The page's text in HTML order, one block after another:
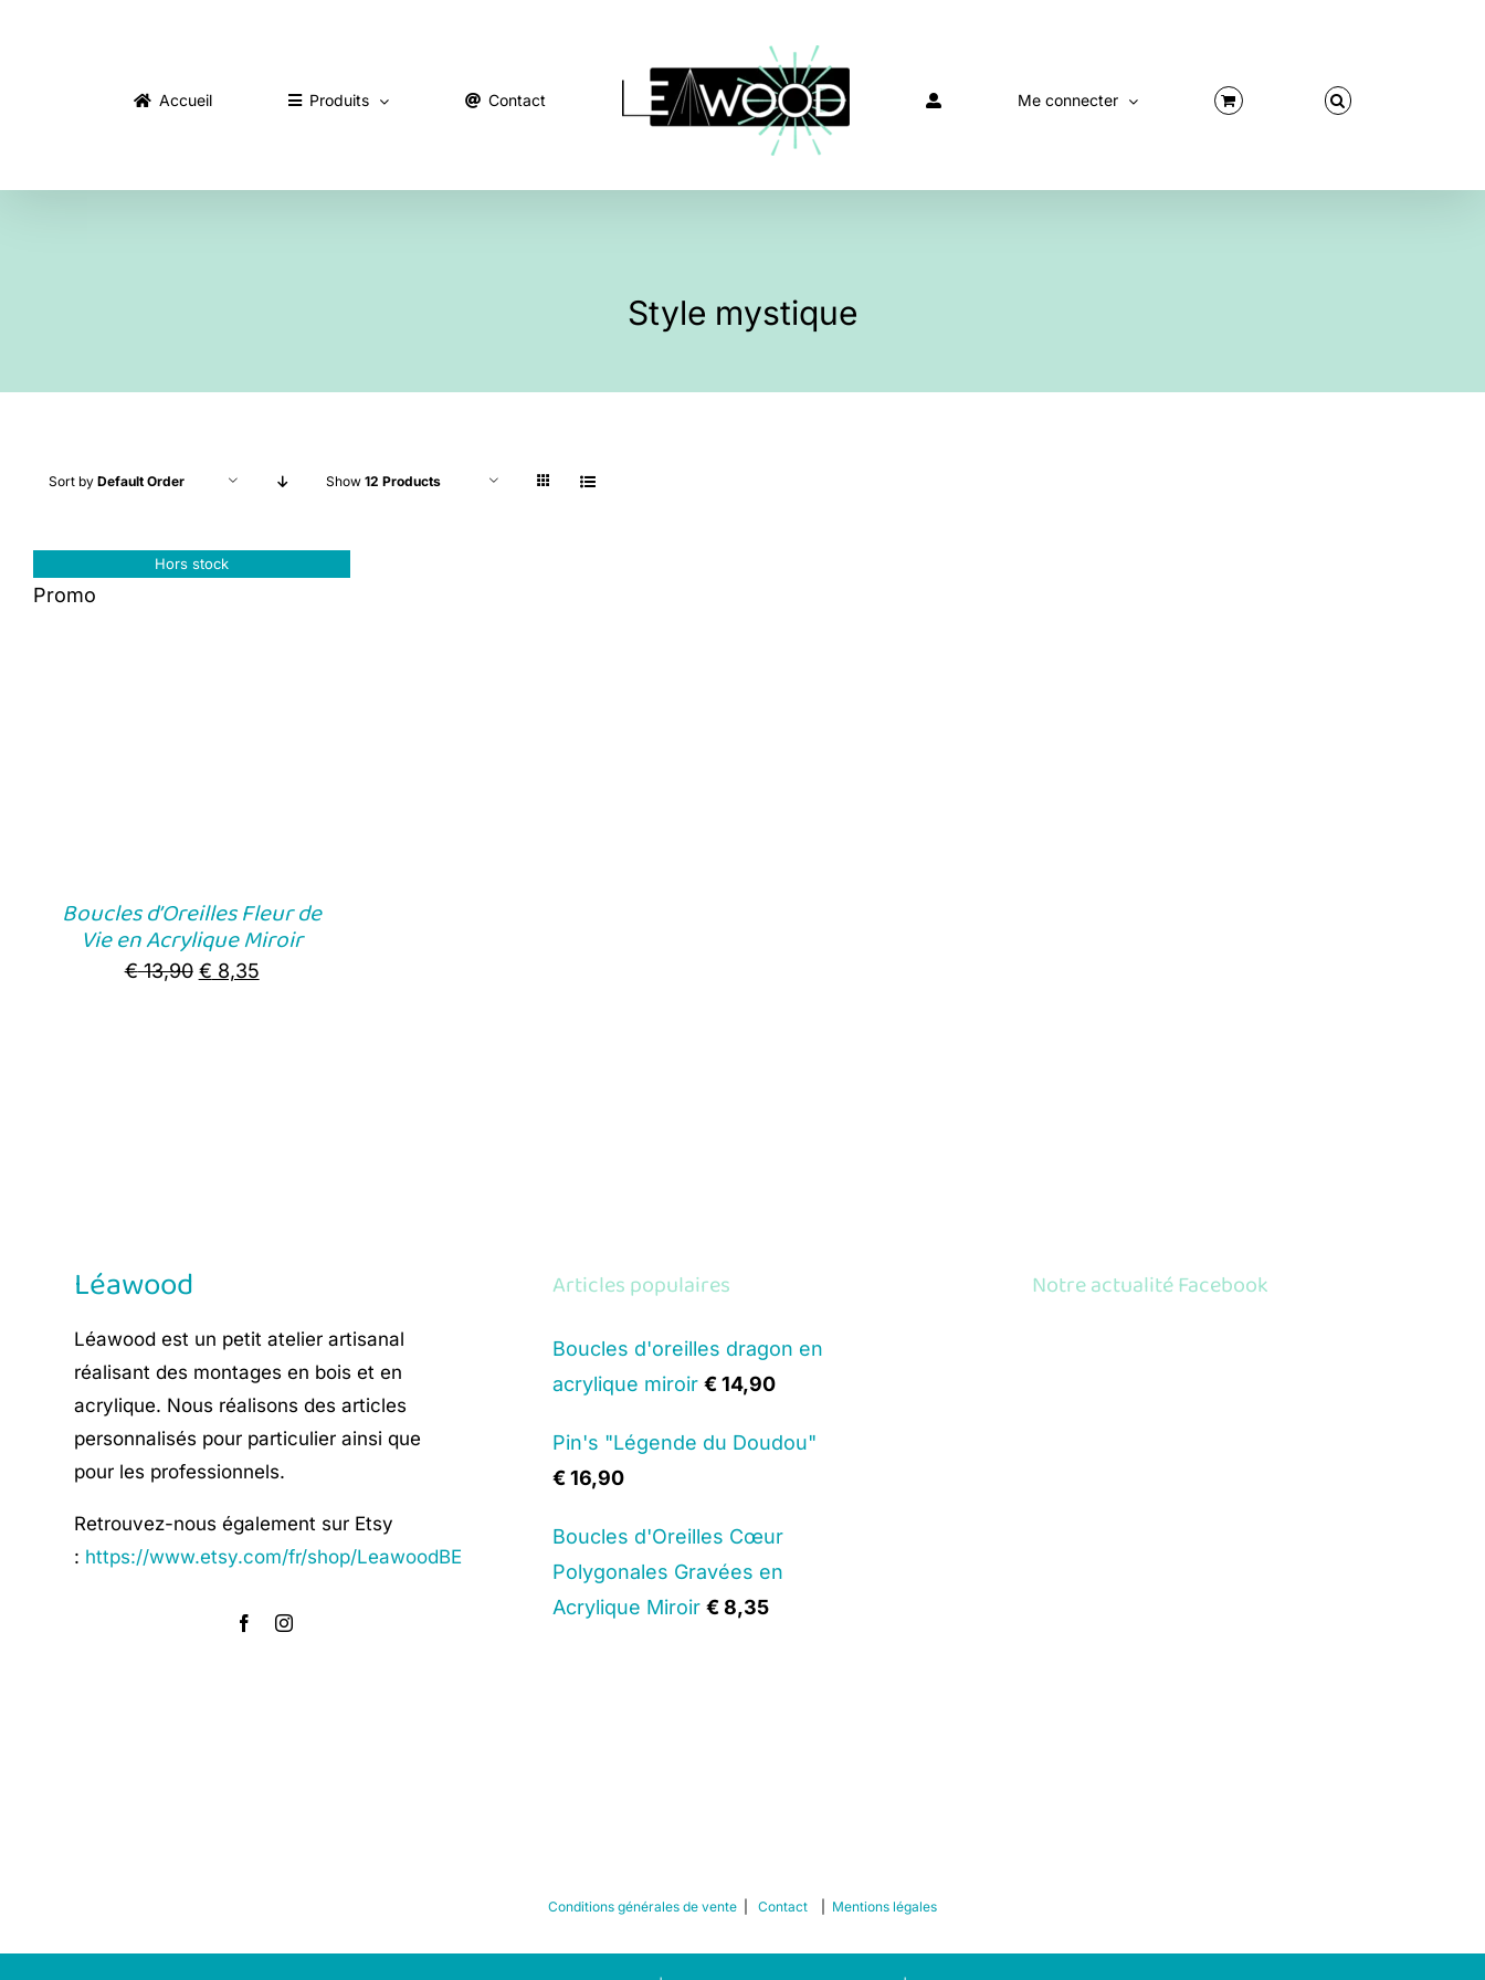
Accueil Produits Contact Me connecter
Style mystique
Sort by Default Order Show 12 Products
Hors stock
Promo
Boucles d’Oreilles Fleur de
Vie en Acrylique Miroir
€13,90 Original
€ 8,35Current
Léawood
Léawood est un petit atelier artisanal
réalisant des montages en bois et en
acrylique. Nous réalisons des articles
personnalisés pour particulier ainsi que
pour les professionnels.
Retrouvez-nous également sur Etsy
: https://www.etsy.com/fr/shop/LeawoodBE
Articles populaires
Boucles d'oreilles dragon en
acrylique miroir €14,90
Pin's "Légende du Doudou"
€16,90
Boucles d'Oreilles Cœur
Polygonales Gravées en
Acrylique Miroir €8,35
Notre actualité Facebook
Conditions générales de vente Contact Mentions légales